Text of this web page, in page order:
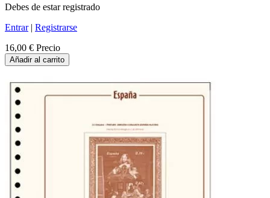
Debes de estar registrado
Entrar| Registrarse
16,00 € Precio
Añadir al carrito